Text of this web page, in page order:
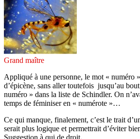
Grand maître
Appliqué à une personne, le mot « numéro
d’épicène, sans aller toutefois jusqu’au
numéro » dans la liste de Schindler. On
temps de féminiser en « numérote »…
Ce qui manque, finalement, c’est le trait
serait plus logique et permettrait d’éviter
Suggestion à qui de droit.